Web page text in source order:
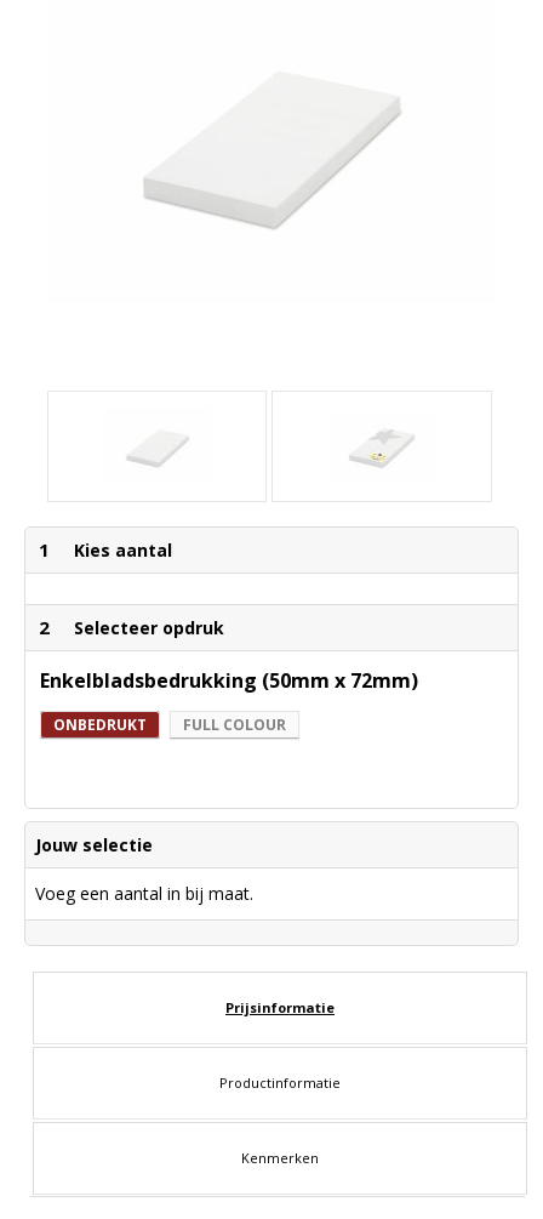
1 Kies aantal
2 Selecteer opdruk
Enkelbladsbedrukking (50mm x 72mm)
ONBEDRUKT FULL COLOUR
Jouw selectie
Voeg een aantal in bij maat.
Prijsinformatie
Productinformatie
Kenmerken